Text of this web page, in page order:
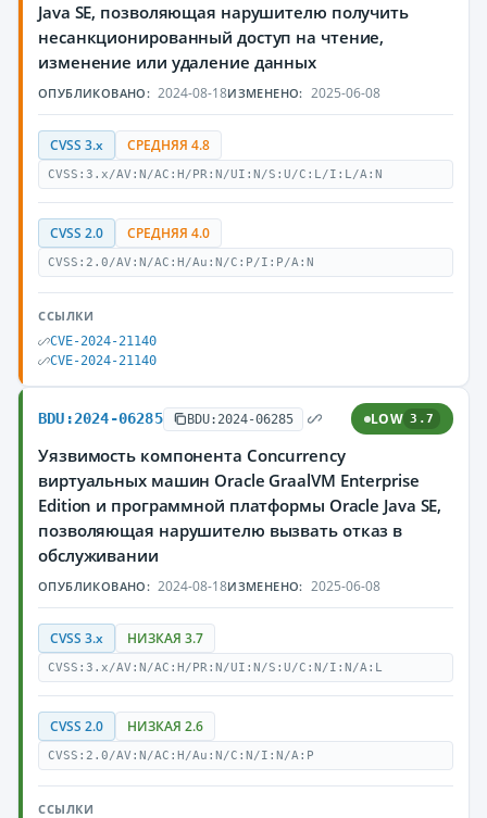
Java SE, позволяющая нарушителю получить
несанкционированный доступ на чтение,
изменение или удаление данных
ОПУБЛИКОВАНО: 2024-08-18ИЗМЕНЕНО: 2025-06-08
CVSS 3.x СРЕДНЯЯ 4.8
CVSS:3.x/AV:N/AC:H/PR:N/UI:N/S:U/C:L/I:L/A:N
CVSS 2.0 СРЕДНЯЯ 4.0
CVSS:2.0/AV:N/AC:H/Au:N/C:P/I:P/A:N
ССЫЛКИ
CVE-2024-21140
CVE-2024-21140
BDU:2024-06285 BDU:2024-06285 LOW 3.7
Уязвимость компонента Concurrency
виртуальных машин Oracle GraalVM Enterprise
Edition и программной платформы Oracle Java SE,
позволяющая нарушителю вызвать отказ в
обслуживании
ОПУБЛИКОВАНО: 2024-08-18ИЗМЕНЕНО: 2025-06-08
CVSS 3.x НИЗКАЯ 3.7
CVSS:3.x/AV:N/AC:H/PR:N/UI:N/S:U/C:N/I:N/A:L
CVSS 2.0 НИЗКАЯ 2.6
CVSS:2.0/AV:N/AC:H/Au:N/C:N/I:N/A:P
ССЫЛКИ